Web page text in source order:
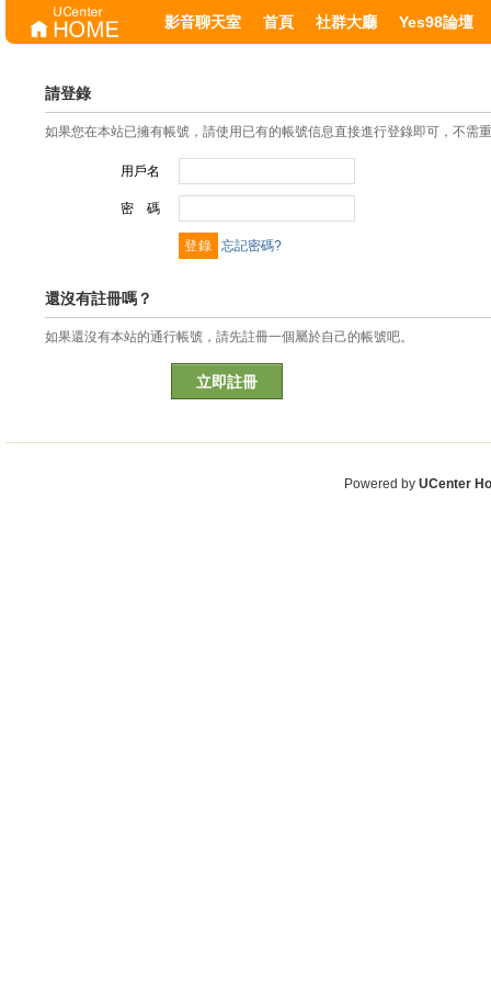
影音聊天室 首頁 社群大廳 Yes98論壇
請登錄
如果您在本站已擁有帳號，請使用已有的帳號信息直接進行登錄即可，不需
用戶名
密 碼
忘記密碼?
還沒有註冊嗎？
如果還沒有本站的通行帳號，請先註冊一個屬於自己的帳號吧。
立即註冊
Powered by UCenter